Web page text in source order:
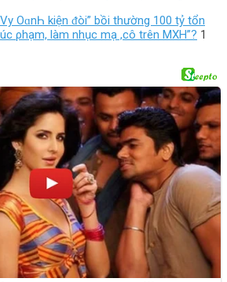
OɑnҺ kiện ᵭòi” bồi thường 100 tỷ tổn
ρhạm, làm nhục mạ ,cô trên MXH”? 1